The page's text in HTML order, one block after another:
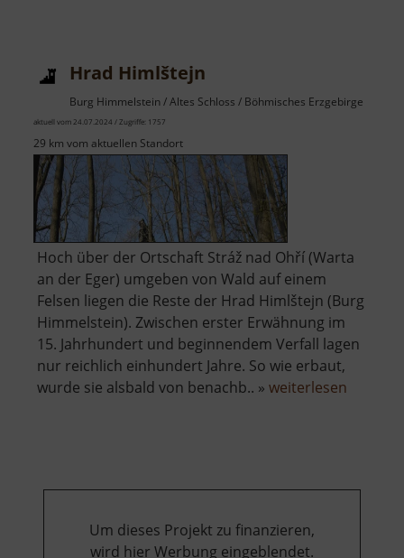
Hrad Himlštejn
Burg Himmelstein / Altes Schloss / Böhmisches Erzgebirge
aktuell vom 24.07.2024 / Zugriffe: 1757
29 km vom aktuellen Standort
Hoch über der Ortschaft Stráž nad Ohří (Warta
an der Eger) umgeben von Wald auf einem
Felsen liegen die Reste der Hrad Himlštejn (Burg
Himmelstein). Zwischen erster Erwähnung im
15. Jahrhundert und beginnendem Verfall lagen
nur reichlich einhundert Jahre. So wie erbaut,
wurde sie alsbald von benachb.. » weiterlesen
Um dieses Projekt zu finanzieren,
wird hier Werbung eingeblendet.